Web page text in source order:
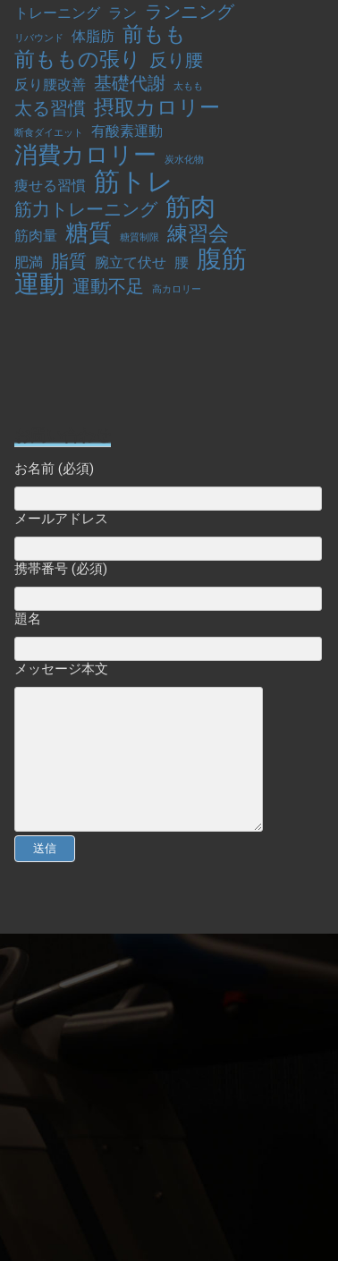
トレーニング ラン ランニング
リバウンド 体脂肪 前もも
前ももの張り
反り腰
反り腰改善 基礎代謝 太もも
太る習慣 摂取カロリー
断食ダイエット 有酸素運動
消費カロリー 炭水化物
痩せる習慣 筋トレ
筋力トレーニング 筋肉
筋肉量 糖質 糖質制限 練習会
肥満 脂質 腕立て伏せ 腰 腹筋
運動 運動不足 高カロリー
お名前 (必須)
メールアドレス
携帯番号 (必須)
題名
メッセージ本文